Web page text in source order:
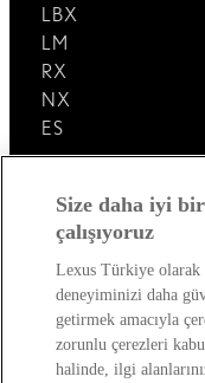
LBX
LM
RX
NX
ES
Lexus'u Keşfedin!
Satış Sonrası
Lexus Dünyası
Size daha iyi
çalışıyoruz
Lexus Türkiye olarak
deneyiminizi daha
getirmek amacıyla
zorunlu çerezleri
halinde, ilgi